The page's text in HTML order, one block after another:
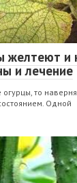
желтеют и
и лечение
то
Одной